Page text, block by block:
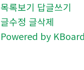
목록보기 답글쓰기
글수정 글삭제
Powered by KBoard